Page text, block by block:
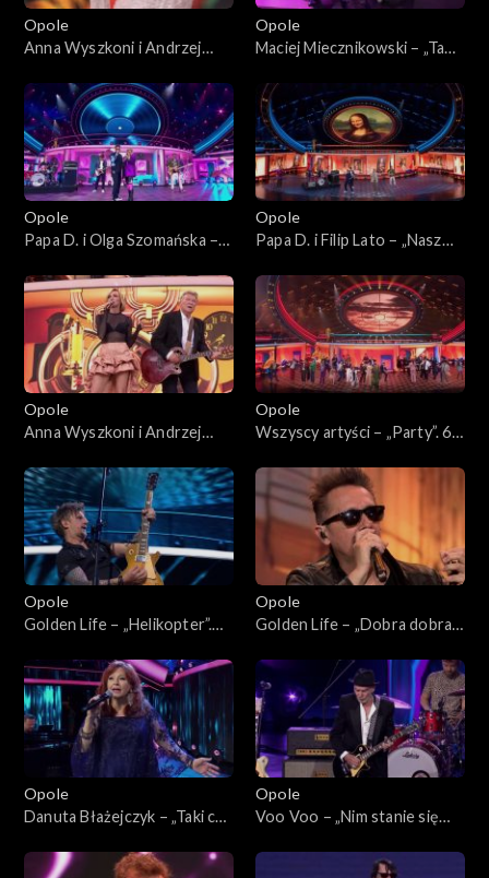
Opole
Anna Wyszkoni i Andrzej
są w sobie zakochani?”. 62.
KFPP: Koncert „Zróbmy
więc prywatkę”
Opole
Maciej Miecznikowski – „Ta
Koncert „Zróbmy więc
prywatkę”
Opole
Papa D. i Olga Szomańska –
Koncert „Zróbmy więc
prywatkę”
Opole
Papa D. i Filip Lato – „Nasz
Koncert „Zróbmy więc
prywatkę”
Opole
Anna Wyszkoni i Andrzej
lat”. 62. KFPP: Koncert
„Zróbmy więc prywatkę”
Opole
Wszyscy artyści – „Party”. 62.
więc prywatkę”
Opole
Golden Life – „Helikopter”.
„SuperJedynki”
Opole
Golden Life – „Dobra dobra
„SuperJedynki”
Opole
Danuta Błażejczyk – „Taki cud
„SuperJedynki”
Opole
Voo Voo – „Nim stanie się
Koncert „SuperJedynki”